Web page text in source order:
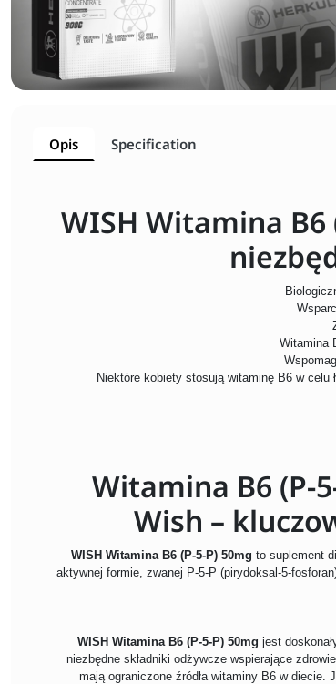
Opis Specification
WISH Witamina B6
Witamina
Niektóre kobiety stosują witaminę B6 w celu
Witamina B6 (P-
Wish –
WISH Witamina B6 (P-5-P) 50mg to suplement
aktywnej formie, zwanej P-5-P (pirydoksal-5-
WISH Witamina B6 (P-5-P) 50mg jest
niezbędne składniki odżywcze wspierające
mają ograniczone źródła witaminy B6 w